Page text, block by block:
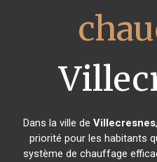
Dans la ville deVillecresnes
priorité pour les habitants
système de chauffage